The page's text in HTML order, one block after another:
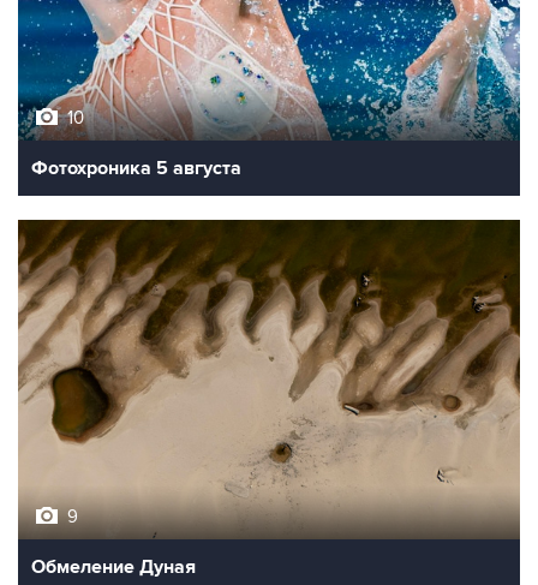
10
Фотохроника 5 августа
9
Обмеление Дуная